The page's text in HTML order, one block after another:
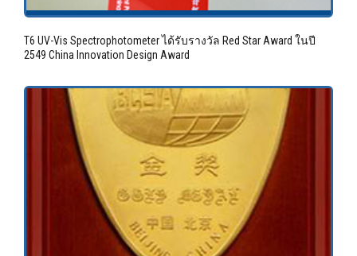
T6 UV-Vis Spectrophotometer ได้รับรางวัล Red Star Award ในปี
2549 China Innovation Design Award